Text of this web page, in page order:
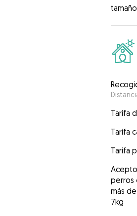
Tarifa
Tarifa
Tarifa
Acepto
perros
más de
7kg